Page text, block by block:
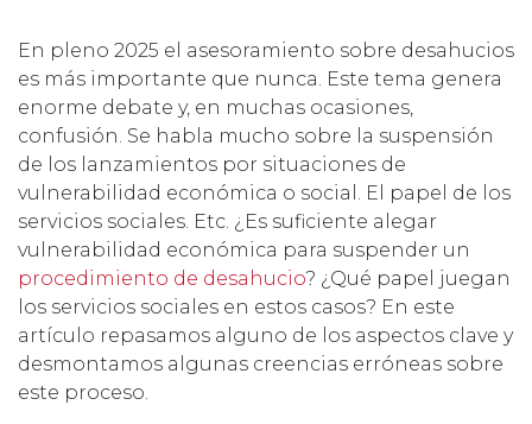
En pleno 2025 el asesoramiento sobre desahucios
es más importante que nunca. Este tema genera
enorme debate y, en muchas ocasiones,
confusión. Se habla mucho sobre la suspensión
de los lanzamientos por situaciones de
vulnerabilidad económica o social. El papel de los
servicios sociales. Etc. ¿Es suficiente alegar
vulnerabilidad económica para suspender un
procedimiento de desahucio? ¿Qué papel juegan
los servicios sociales en estos casos? En este
artículo repasamos alguno de los aspectos clave y
desmontamos algunas creencias erróneas sobre
este proceso.